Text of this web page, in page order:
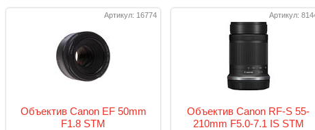
Артикул: 16774
Объектив Canon EF 50mm
F1.8 STM
Артикул:
Объектив Canon RF-S 55-
210mm F5.0-7.1 IS STM